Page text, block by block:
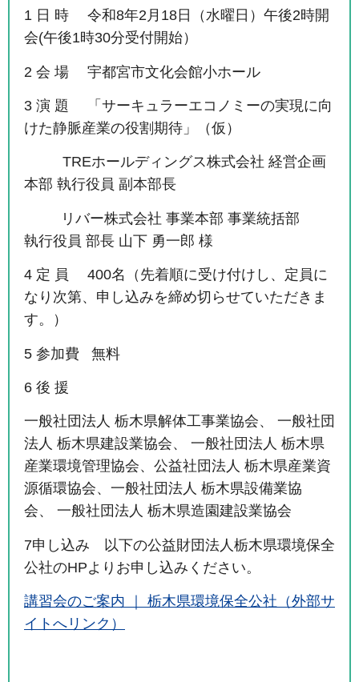
1 日 時 令和8年2月18日（水曜日）午後2時開
会(午後1時30分受付開始）
2 会 場 宇都宮市文化会館小ホール
3 演 題 「サーキュラーエコノミーの実現に向
けた静脈産業の役割期待」（仮）
TREホールディングス株式会社 経営企画
本部 執行役員 副本部長
リバー株式会社 事業本部 事業統括部
執行役員 部長 山下 勇一郎 様
4 定 員 400名（先着順に受け付けし、定員に
なり次第、申し込みを締め切らせていただきま
す。）
5 参加費 無料
6 後 援
一般社団法人 栃木県解体工事業協会、 一般社団
法人 栃木県建設業協会、 一般社団法人 栃木県
産業環境管理協会、公益社団法人 栃木県産業資
源循環協会、一般社団法人 栃木県設備業協
会、 一般社団法人 栃木県造園建設業協会
7申し込み 以下の公益財団法人栃木県環境保全
公社のHPよりお申し込みください。
講習会のご案内 ｜ 栃木県環境保全公社（外部サ
イトへリンク）